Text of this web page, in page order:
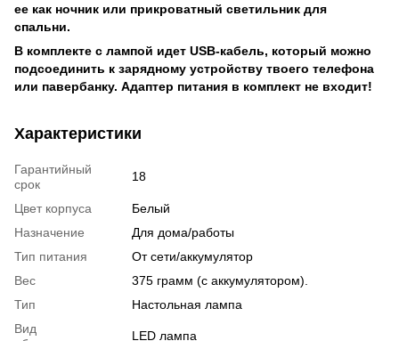
ее как ночник или прикроватный светильник для
спальни.
В комплекте с лампой идет USB-кабель, который можно
подсоединить к зарядному устройству твоего телефона
или павербанку. Адаптер питания в комплект не входит!
Характеристики
Гарантийный
срок
18
Цвет корпуса
Белый
Назначение
Для дома/работы
Тип питания
От сети/аккумулятор
Вес
375 грамм (с аккумулятором).
Тип
Настольная лампа
Вид
LED лампа